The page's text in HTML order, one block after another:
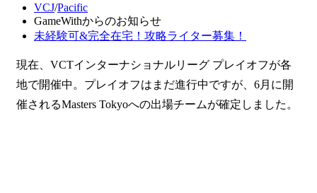
VCJ/Pacific
GameWithからのお知らせ
未経験可&完全在宅！攻略ライター募集！
現在、VCTインターナショナルリーグ プレイオフが各
地で開催中。プレイオフはまだ進行中ですが、6月に開
催されるMasters Tokyoへの出場チームが確定しました。